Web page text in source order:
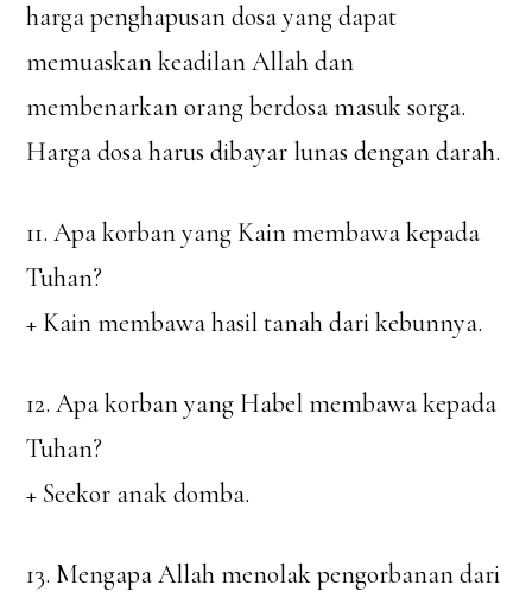
harga penghapusan dosa yang dapat
memuaskan keadilan Allah dan
membenarkan orang berdosa masuk sorga.
Harga dosa harus dibayar lunas dengan darah.
11. Apa korban yang Kain membawa kepada
Tuhan?
+ Kain membawa hasil tanah dari kebunnya.
12. Apa korban yang Habel membawa kepada
Tuhan?
+ Seekor anak domba.
13. Mengapa Allah menolak pengorbanan dari